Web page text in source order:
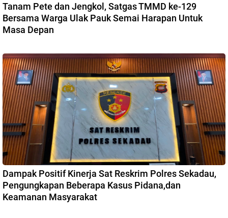
Tanam Pete dan Jengkol, Satgas TMMD ke-129
Bersama Warga Ulak Pauk Semai Harapan Untuk
Masa Depan
Dampak Positif Kinerja Sat Reskrim Polres Sekadau,
Pengungkapan Beberapa Kasus Pidana,dan
Keamanan Masyarakat